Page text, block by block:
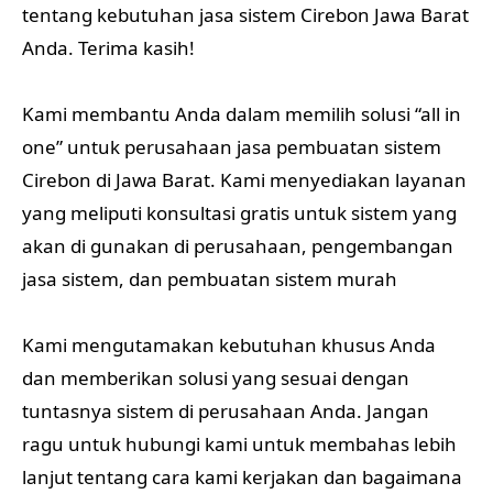
tentang kebutuhan jasa sistem Cirebon Jawa Barat
Anda. Terima kasih!
Kami membantu Anda dalam memilih solusi “all in
one” untuk perusahaan jasa pembuatan sistem
Cirebon di Jawa Barat. Kami menyediakan layanan
yang meliputi konsultasi gratis untuk sistem yang
akan di gunakan di perusahaan, pengembangan
jasa sistem, dan pembuatan sistem murah
Kami mengutamakan kebutuhan khusus Anda
dan memberikan solusi yang sesuai dengan
tuntasnya sistem di perusahaan Anda. Jangan
ragu untuk hubungi kami untuk membahas lebih
lanjut tentang cara kami kerjakan dan bagaimana